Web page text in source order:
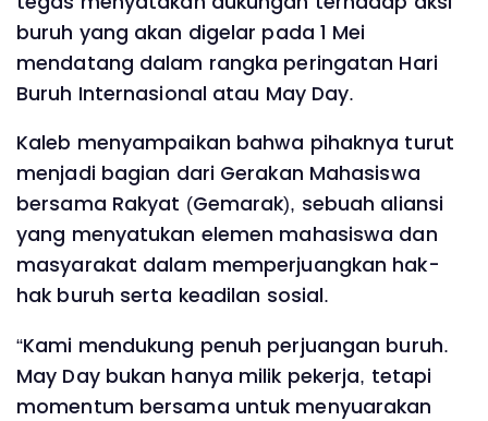
buruh yang akan digelar pada 1 Mei
mendatang dalam rangka peringatan Hari
Buruh Internasional atau May Day.
Kaleb menyampaikan bahwa pihaknya turut
menjadi bagian dari Gerakan Mahasiswa
bersama Rakyat (Gemarak), sebuah aliansi
yang menyatukan elemen mahasiswa dan
masyarakat dalam memperjuangkan hak-
hak buruh serta keadilan sosial.
“Kami mendukung penuh perjuangan buruh.
May Day bukan hanya milik pekerja, tetapi
momentum bersama untuk menyuarakan